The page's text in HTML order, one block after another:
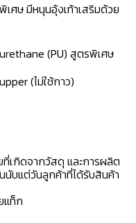
ศษ มีหนุนอุ้งเท้าเสริมด้วย
(PU) สูตรพิเศษ
(ไม่ใช้กาว)
ที่เกิดจากวัสดุ และการผลิต
นับแต่วันลูกค้าที่ได้รับสินค้า
แท็ก